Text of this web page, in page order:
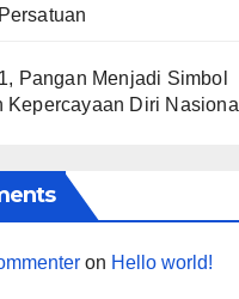
Pangan Menjadi Simbol
Kepercayaan Diri Nasional
on Hello world!